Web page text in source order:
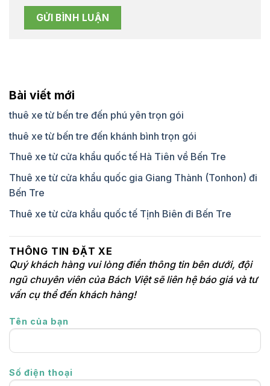
Bài viết mới
thuê xe từ bến tre đến phú yên trọn gói
thuê xe từ bến tre đến khánh bình trọn gói
Thuê xe từ cửa khẩu quốc tế Hà Tiên về Bến Tre
Thuê xe từ cửa khẩu quốc gia Giang Thành (Tonhon) đi
Bến Tre
Thuê xe từ cửa khẩu quốc tế Tịnh Biên đi Bến Tre
THÔNG TIN ĐẶT XE
Quý khách hàng vui lòng điền thông tin bên dưới, đội
ngũ chuyên viên của Bách Việt sẽ liên hệ báo giá và tư
vấn cụ thể đến khách hàng!
Tên của bạn
Số điện thoại